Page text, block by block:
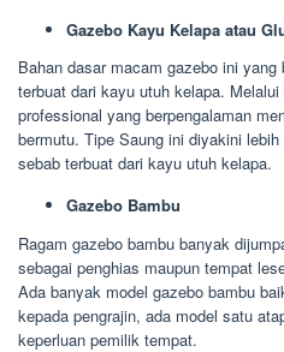
Gazebo Kayu Kelapa atau
Bahan dasar macam gazebo ini
terbuat dari kayu utuh kelapa.
professional yang berpengalaman
bermutu. Tipe Saung ini diyakini
sebab terbuat dari kayu utuh kelapa.
Gazebo Bambu
Ragam gazebo bambu banyak
sebagai penghias maupun tempat
Ada banyak model gazebo bambu
kepada pengrajin, ada model satu
keperluan pemilik tempat.